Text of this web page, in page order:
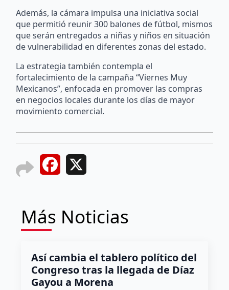
Además, la cámara impulsa una iniciativa social
que permitió reunir 300 balones de fútbol, mismos
que serán entregados a niñas y niños en situación
de vulnerabilidad en diferentes zonas del estado.
La estrategia también contempla el
fortalecimiento de la campaña “Viernes Muy
Mexicanos”, enfocada en promover las compras
en negocios locales durante los días de mayor
movimiento comercial.
Facebook
Más Noticias
Así cambia el tablero político del
Congreso tras la llegada de Díaz
Gayou a Morena